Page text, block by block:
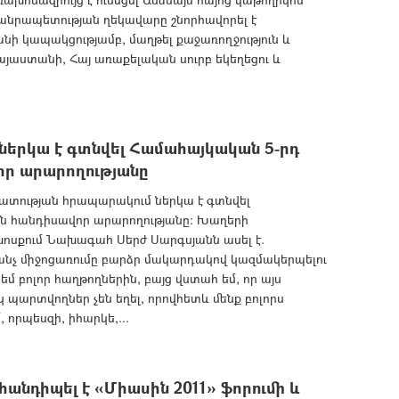
ղեկավարը շնորհավորել է
կապակցությամբ, մաղթել քաջառողջություն և
Հայ առաքելական սուրբ եկեղեցու և
է գտնվել Համահայկական 5-րդ
արարողությանը
հրապարակում ներկա է գտնվել
արարողությանը: Խաղերի
Նախագահ Սերժ Սարգսյանն ասել է.
միջոցառումը բարձր մակարդակով կազմակերպելու
բոլոր հաղթողներին, բայց վստահ եմ, որ այս
չեն եղել, որովհետև մենք բոլորս
որպեսզի, իհարկե,...
է «Միասին 2011» ֆորումի և